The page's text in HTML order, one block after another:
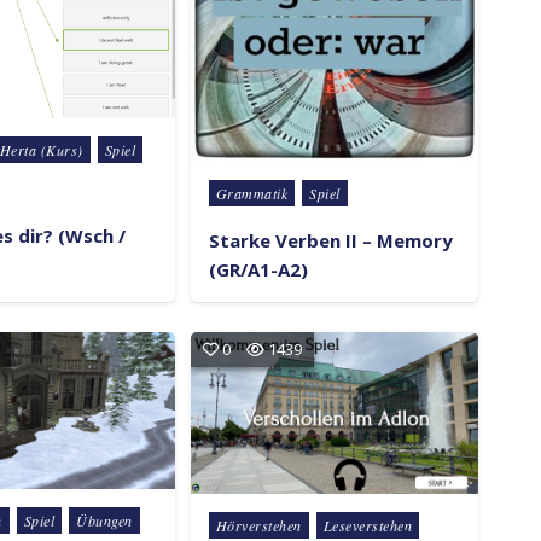
(Kurs)
Spiel
dir? (Wsch /
Posted in
Grammatik Spiel
Starke Verben II – Memory
(GR/A1-A2)
Spiel Übungen
0 1439
Posted in
Hörverstehen
Leseverstehen